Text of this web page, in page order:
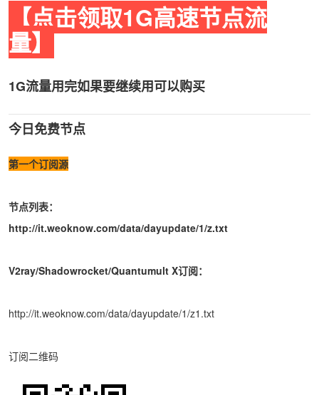
【点击领取1G高速节点流
量】
1G流量用完如果要继续用可以购买
今日免费节点
第一个订阅源
节点列表：
http://it.weoknow.com/data/dayupdate/1/z.txt
V2ray/Shadowrocket/Quantumult X订阅：
http://it.weoknow.com/data/dayupdate/1/z1.txt
订阅二维码